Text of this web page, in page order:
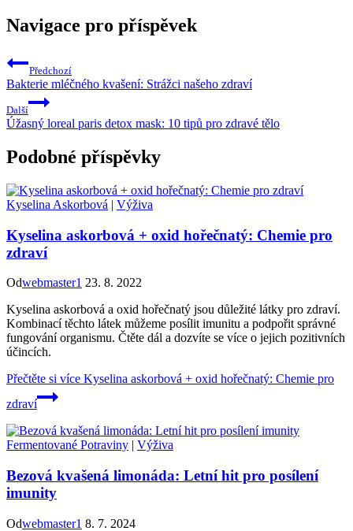
Navigace pro příspěvek
Předchozí
Bakterie mléčného kvašení: Strážci našeho zdraví
Další
Úžasný loreal paris detox mask: 10 tipů pro zdravé tělo
Podobné příspěvky
Kyselina Askorbová | Výživa
Kyselina askorbová + oxid hořečnatý: Chemie pro
zdraví
Odwebmaster1 23. 8. 2022
Kyselina askorbová a oxid hořečnatý jsou důležité látky pro zdraví.
Kombinací těchto látek můžeme posílit imunitu a podpořit správné
fungování organismu. Čtěte dál a dozvíte se více o jejich pozitivních
účincích.
Přečtěte si více Kyselina askorbová + oxid hořečnatý: Chemie pro
zdraví
Fermentované Potraviny | Výživa
Bezová kvašená limonáda: Letní hit pro posílení
imunity
Odwebmaster1 8. 7. 2024